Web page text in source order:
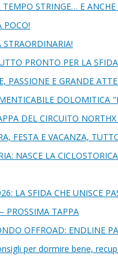
STRINGE… E
POCO!
PRONTO PER LA
PASSIONE E GRANDE
DOLOMITICA
DEL CIRCUITO
FESTA E VACANZA,
NASCE LA
LA SFIDA CHE UNISCE
PROSSIMA TAPPA
OFFROAD: ENDLINE
per dormire bene,